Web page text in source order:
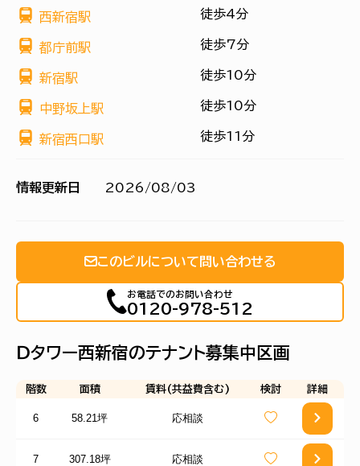
西新宿駅 徒歩4分
都庁前駅 徒歩7分
新宿駅 徒歩10分
中野坂上駅 徒歩10分
新宿西口駅 徒歩11分
情報更新日 2026/08/03
このビルについて問い合わせる
お電話でのお問い合わせ
0120-978-512
Ｄタワー西新宿のテナント募集中区画
階数 面積 賃料(共益費含む) 検討 詳細
6 58.21坪 応相談
7 307.18坪 応相談